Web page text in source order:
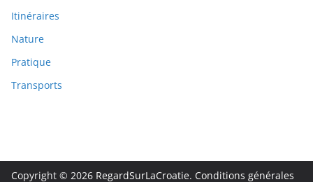
Itinéraires
Nature
Pratique
Transports
Copyright © 2026 RegardSurLaCroatie. Conditions générales